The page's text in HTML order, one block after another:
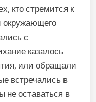
кто стремится к
окружающего
с
казалось
или обращали
встречались в
не оставаться в